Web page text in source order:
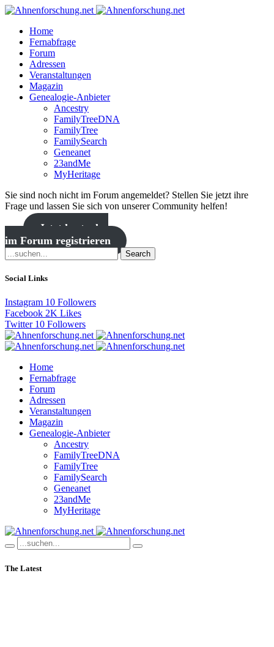
Home
Fernabfrage
Forum
Adressen
Veranstaltungen
Magazin
Genealogie-Anbieter
Ancestry
FamilyTreeDNA
FamilyTree
FamilySearch
Geneanet
23andMe
MyHeritage
Sie sind noch nicht im Forum angemeldet? Stellen Sie jetzt ihre
Frage und lassen Sie sich von unserer Community helfen!
Jetzt kostenlos
im Forum registrieren
Search
Social Links
Instagram 10 Followers
Facebook 2K Likes
Twitter 10 Followers
Home
Fernabfrage
Forum
Adressen
Veranstaltungen
Magazin
Genealogie-Anbieter
Ancestry
FamilyTreeDNA
FamilyTree
FamilySearch
Geneanet
23andMe
MyHeritage
The Latest